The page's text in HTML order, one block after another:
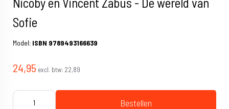
Sofie
Model: ISBN 9789493166639
24,95 excl. btw: 22,89
Bestellen